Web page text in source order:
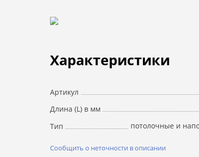
Характеристики
Артикул
Длина (L) в мм
Тип
потолочные и
Сообщить о неточности в описании